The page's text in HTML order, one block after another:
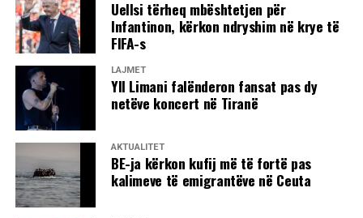
Uellsi tërheq mbështetjen për
Infantinon, kërkon ndryshim në krye të
FIFA-s
LAJMET
Yll Limani falënderon fansat pas dy
netëve koncert në Tiranë
AKTUALITET
BE-ja kërkon kufij më të fortë pas
kalimeve të emigrantëve në Ceuta